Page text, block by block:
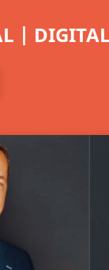
| DIGITAL